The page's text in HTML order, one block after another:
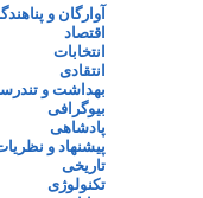
آوارگان و
اقتصاد
انتخابات
انتقادی
بهداشت و
بیوگرافی
پادشاهی
پیشنهاد و
تاریخی
تکنولوژی